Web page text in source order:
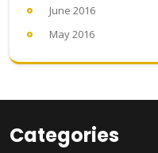
June 2016
May 2016
Categories